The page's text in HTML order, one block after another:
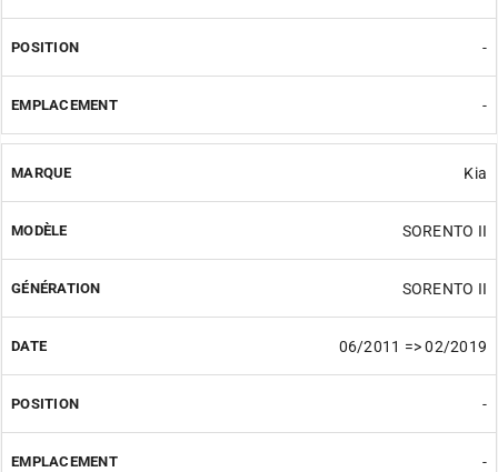
-
-
Kia
SORENTO II
SORENTO II
06/2011 => 02/2019
-
-